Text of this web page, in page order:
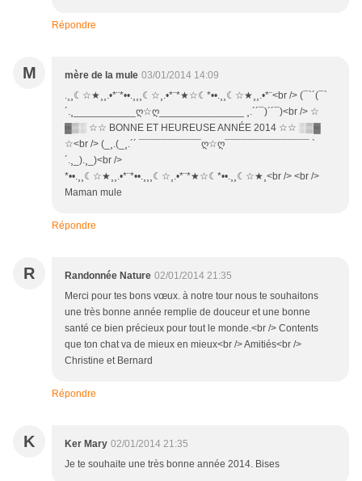
Répondre
M mère de la mule 03/01/2014 14:09
.¸¸☾☆★¸¸.•*¨*••.¸¸¸☾☆¸.•*¨*★☆☾*••.¸¸☾☆★¸¸.•*¨<br /> (¯`´(¯`
´.¸___________ღ☆ღ_______________ ¸.´´¯)´´¯)<br /> ☆
▓▒░ ☆☆ BONNE ET HEUREUSE ANNÉE 2014 ☆☆ ░▒▓
☆<br /> (_¸.(_¸.´´ ¯¯¯¯¯¯¯¯¯¯¯ღ☆ღ¯¯¯¯¯¯¯¯¯¯¯¯¯¯¯ `
´.¸_).¸_)<br />
*••.¸¸☾☆★¸¸.•*¨*••.¸¸¸☾☆¸.•*¨*★☆☾*••.¸¸☾☆★¸<br /> <br />
Maman mule
Répondre
R Randonnée Nature 02/01/2014 21:35
Merci pour tes bons vœux. à notre tour nous te souhaitons
une très bonne année remplie de douceur et une bonne
santé ce bien précieux pour tout le monde.<br /> Contents
que ton chat va de mieux en mieux<br /> Amitiés<br />
Christine et Bernard
Répondre
K Ker Mary 02/01/2014 21:35
Je te souhaite une très bonne année 2014. Bises